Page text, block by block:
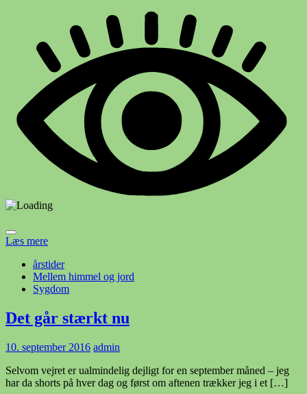
Læs mere
årstider
Mellem himmel og jord
Sygdom
Det går stærkt nu
10. september 2016 admin
Selvom vejret er ualmindelig dejligt for en september måned – jeg
har da shorts på hver dag og først om aftenen trækker jeg i et […]